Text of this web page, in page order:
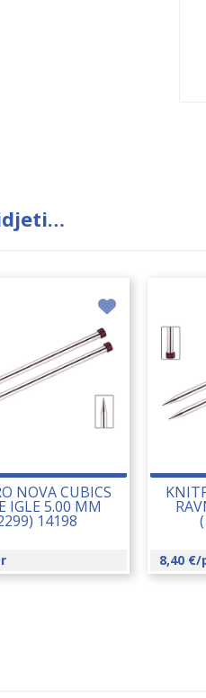
NOVA CUBICS
IGLE 5.00 MM
14198
8,40 €/